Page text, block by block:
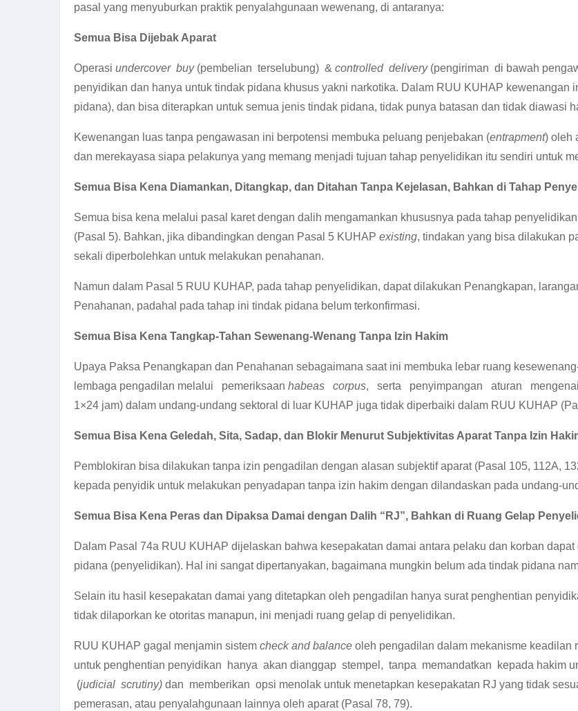
pasal yang menyuburkan praktik penyalahgunaan wewenang, di antaranya:
Semua Bisa Dijebak Aparat
Operasi undercover buy (pembelian terselubung) & controlled delivery (pengiriman di bawah
penyidikan dan hanya untuk tindak pidana khusus yakni narkotika. Dalam RUU KUHAP kewenangan
pidana), dan bisa diterapkan untuk semua jenis tindak pidana, tidak punya batasan dan tidak diawasi
Kewenangan luas tanpa pengawasan ini berpotensi membuka peluang penjebakan (entrapment) oleh
dan merekayasa siapa pelakunya yang memang menjadi tujuan tahap penyelidikan itu sendiri untuk
Semua Bisa Kena Diamankan, Ditangkap, dan Ditahan Tanpa Kejelasan, Bahkan di Tahap Penye
Semua bisa kena melalui pasal karet dengan dalih mengamankan khususnya pada tahap
(Pasal 5). Bahkan, jika dibandingkan dengan Pasal 5 KUHAP existing, tindakan yang bisa dilakukan
sekali diperbolehkan untuk melakukan penahanan.
Namun dalam Pasal 5 RUU KUHAP, pada tahap penyelidikan, dapat dilakukan Penangkapan,
Penahanan, padahal pada tahap ini tindak pidana belum terkonfirmasi.
Semua Bisa Kena Tangkap-Tahan Sewenang-Wenang Tanpa Izin Hakim
Upaya Paksa Penangkapan dan Penahanan sebagaimana saat ini membuka lebar ruang
lembaga pengadilan melalui pemeriksaan habeas corpus, serta penyimpangan aturan mengenai
1×24 jam) dalam undang-undang sektoral di luar KUHAP juga tidak diperbaiki dalam RUU KUHAP
Semua Bisa Kena Geledah, Sita, Sadap, dan Blokir Menurut Subjektivitas Aparat Tanpa Izin
Pemblokiran bisa dilakukan tanpa izin pengadilan dengan alasan subjektif aparat (Pasal 105, 112A,
kepada penyidik untuk melakukan penyadapan tanpa izin hakim dengan dilandaskan pada undang-
Semua Bisa Kena Peras dan Dipaksa Damai dengan Dalih “RJ”, Bahkan di Ruang Gelap Penye li
Dalam Pasal 74a RUU KUHAP dijelaskan bahwa kesepakatan damai antara pelaku dan korban
pidana (penyelidikan). Hal ini sangat dipertanyakan, bagaimana mungkin belum ada tindak pidana
Selain itu hasil kesepakatan damai yang ditetapkan oleh pengadilan hanya surat penghentian
tidak dilaporkan ke otoritas manapun, ini menjadi ruang gelap di penyelidikan.
RUU KUHAP gagal menjamin sistem check and balance oleh pengadilan dalam mekanisme keadilan
untuk penghentian penyidikan hanya akan dianggap stempel, tanpa memandatkan kepada hakim
(judicial scrutiny) dan memberikan opsi menolak untuk menetapkan kesepakatan RJ yang tidak
pemerasan, atau penyalahgunaan lainnya oleh aparat (Pasal 78, 79).